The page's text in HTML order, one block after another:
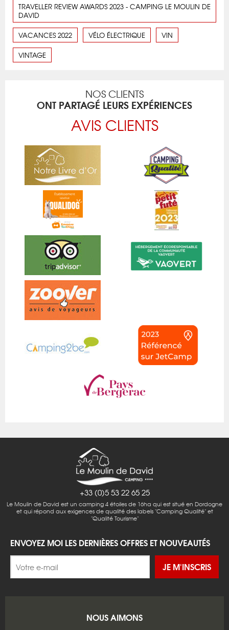
TRAVELLER REVIEW AWARDS 2023 - CAMPING LE MOULIN DE
DAVID
VACANCES 2022 VÉLO ÉLECTRIQUE VIN
VINTAGE
NOS CLIENTS
ONT PARTAGÉ LEURS EXPÉRIENCES
AVIS CLIENTS
+33 (0)5 53 22 65 25
Le Moulin de David est un camping 4 étoiles de 16ha qui est situé en Dordogne
et qui répond aux exigences de qualité des labels "Camping Qualité" et
"Qualité Tourisme"
ENVOYEZ MOI LES DERNIÈRES OFFRES ET NOUVEAUTÉS
JE M'INSCRIS
NOUS AIMONS